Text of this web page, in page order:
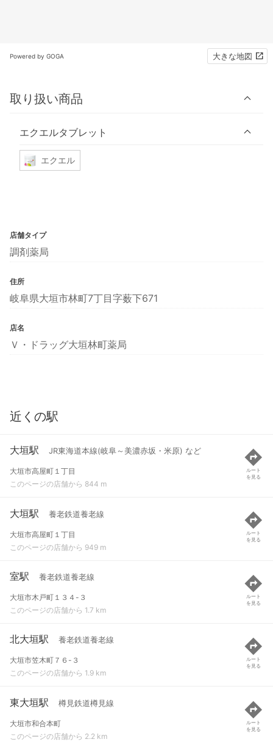
Powered by GOGA 大きな地図
取り扱い商品
エクエルタブレット
エクエル
店舗タイプ
調剤薬局
住所
岐阜県大垣市林町7丁目字薮下671
店名
Ｖ・ドラッグ大垣林町薬局
近くの駅
大垣駅 JR東海道本線(岐阜～美濃赤坂・米原) など
大垣市高屋町１丁目
このページの店舗から 844 m
ルート
を見る
大垣駅 養老鉄道養老線
大垣市高屋町１丁目
このページの店舗から 949 m
ルート
を見る
室駅 養老鉄道養老線
大垣市木戸町１３４-３
このページの店舗から 1.7 km
ルート
を見る
北大垣駅 養老鉄道養老線
大垣市笠木町７６-３
このページの店舗から 1.9 km
ルート
を見る
東大垣駅 樽見鉄道樽見線
大垣市和合本町
このページの店舗から 2.2 km
ルート
を見る